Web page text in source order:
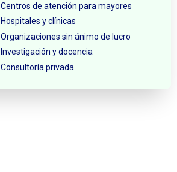
Centros de atención para mayores
Hospitales y clínicas
Organizaciones sin ánimo de lucro
Investigación y docencia
Consultoría privada